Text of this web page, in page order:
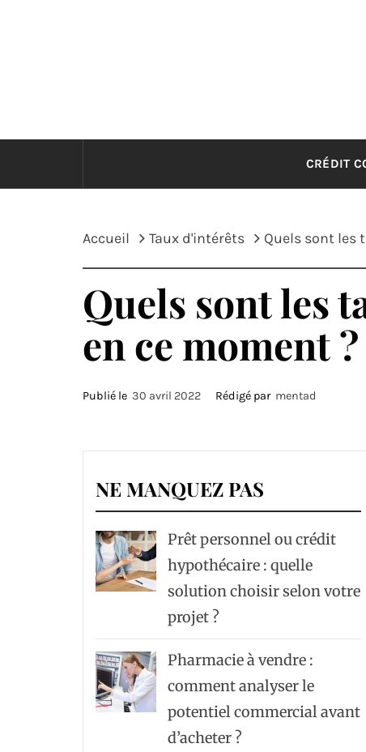
CRÉDIT
Accueil Taux d'intérêts Quels sont les
Quels sont les
en ce moment ?
Publié le 30 avril 2022 Rédigé par mentad
NE MANQUEZ PAS
Prêt personnel ou crédit
hypothécaire : quelle
solution choisir selon votre
projet ?
Pharmacie à vendre :
comment analyser le
potentiel commercial avant
d’acheter ?